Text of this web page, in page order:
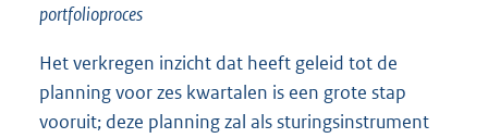
portfolioproces
Het verkregen inzicht dat heeft geleid tot de
planning voor zes kwartalen is een grote stap
vooruit; deze planning zal als sturingsinstrument